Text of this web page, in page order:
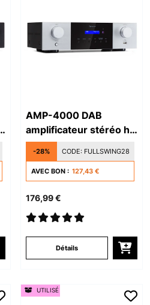
AMP-4000 DAB
amplificateur stéréo hi-
fi
-28% CODE: FULLSWING28
AVEC BON : 127,43 €
176,99 €
Détails
UTILISÉ